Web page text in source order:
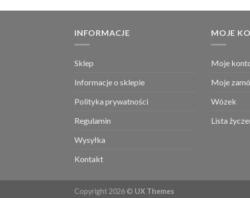
INFORMACJE
Sklep
Informacje o sklepie
Polityka prywatności
Regulamin
Wysyłka
Kontakt
MOJE
Moje
Moje
Wózek
Lista
Copyright 2026 © UX Themes